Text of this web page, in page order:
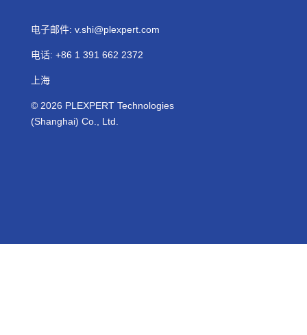
电子邮件: v.shi@plexpert.com
电话: +86 1 391 662 2372
上海
© 2026 PLEXPERTTechnologies
(Shanghai) Co., Ltd.